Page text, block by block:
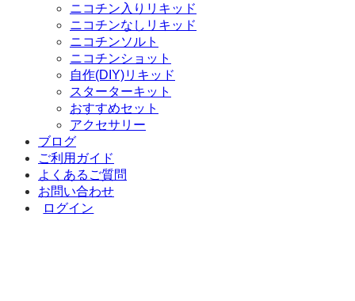
ニコチン入りリキッド
ニコチンなしリキッド
ニコチンソルト
ニコチンショット
自作(DIY)リキッド
スターターキット
おすすめセット
アクセサリー
ブログ
ご利用ガイド
よくあるご質問
お問い合わせ
ログイン